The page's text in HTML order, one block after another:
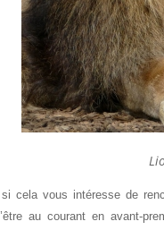
cela vous intéresse de
au courant en avant-